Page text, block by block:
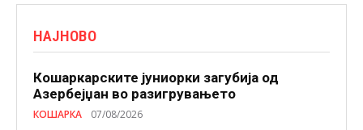
НАЈНОВО
Кошаркарските јуниорки загубија од
Азербејџан во разигрувањето
КОШАРКА 07/08/2026